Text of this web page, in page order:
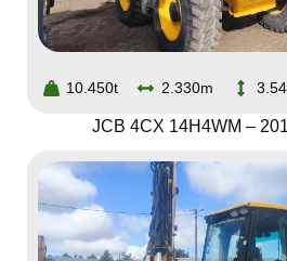
10.450t 2.330m
JCB 4CX 14H4WM –